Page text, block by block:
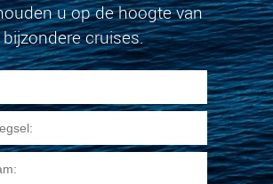
u op de hoogte van
bijzondere cruises.